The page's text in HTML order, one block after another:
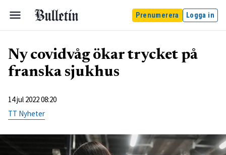
Prenumerera Logga in
Ny covidvåg ökar trycket på
franska sjukhus
14 jul 2022 08:20
TT Nyheter